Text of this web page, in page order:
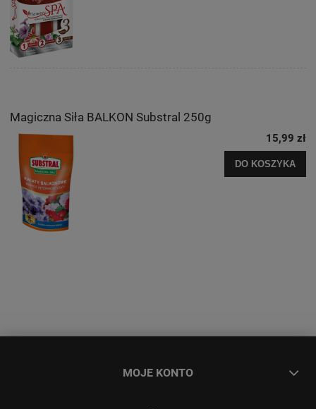
Magiczna Siła BALKON Substral 250g
15,99 zł
DO KOSZYKA
MOJE KONTO